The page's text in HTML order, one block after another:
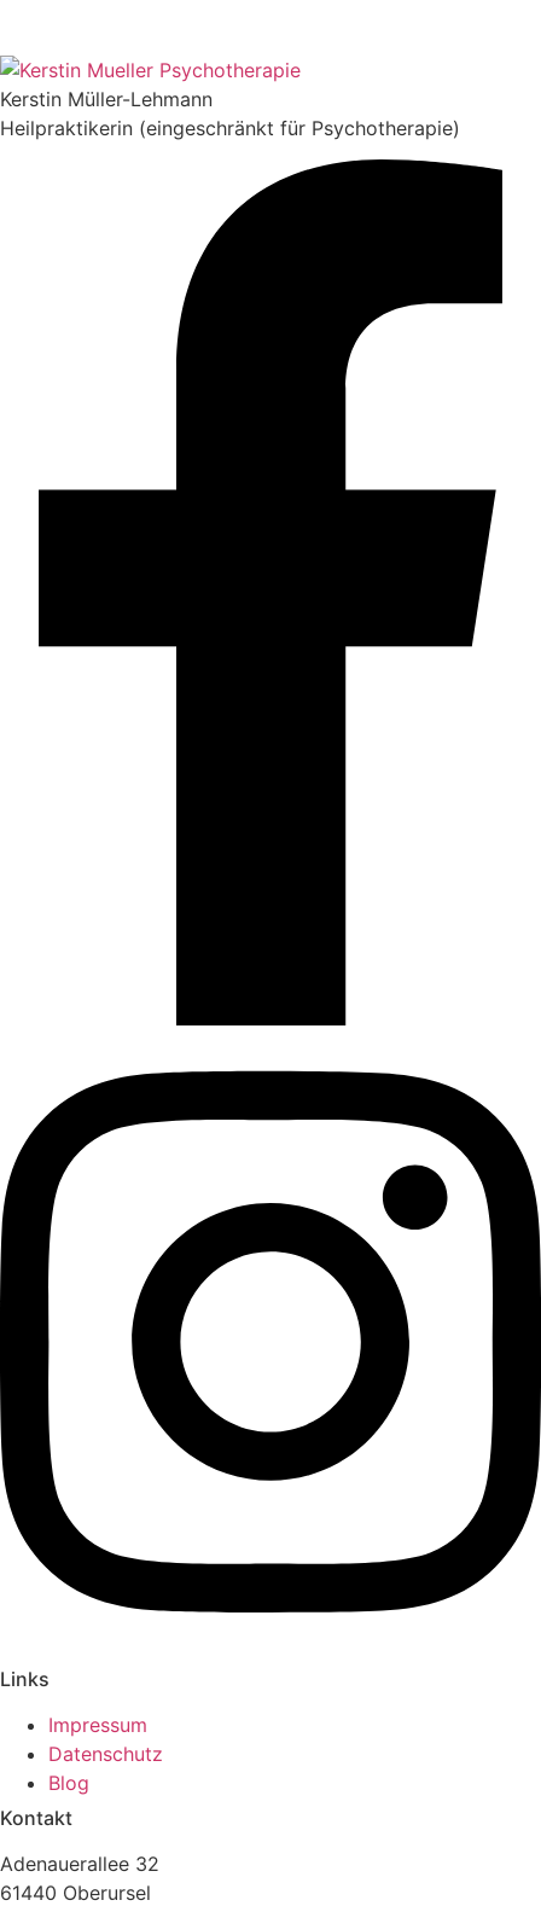
Kerstin Müller-Lehmann
Heilpraktikerin (eingeschränkt für Psychotherapie)
Links
Impressum
Datenschutz
Blog
Kontakt
Adenauerallee 32
61440 Oberursel